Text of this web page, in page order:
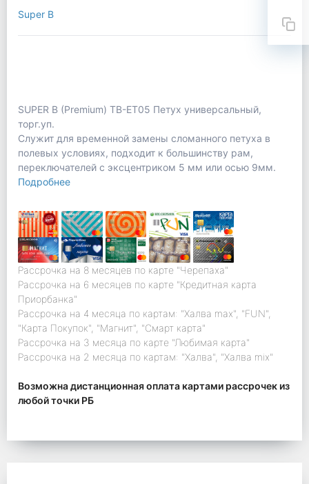
Super B
SUPER B (Premium) ТВ-ET05 Петух универсальный,
торг.уп.
Служит для временной замены сломанного петуха в
полевых условиях, подходит к большинству рам,
переключателей с эксцентриком 5 мм или осью 9мм.
Подробнее
Рассрочка на 8 месяцев по карте "Черепаха"
Рассрочка на 6 месяцев по карте "Кредитная карта
Приорбанка"
Рассрочка на 4 месяца по картам: "Халва max", "FUN",
"Карта Покупок", "Магнит", "Смарт карта"
Рассрочка на 3 месяца по карте "Любимая карта"
Рассрочка на 2 месяца по картам: "Халва", "Халва mix"
Возможна дистанционная оплата картами рассрочек из
любой точки РБ